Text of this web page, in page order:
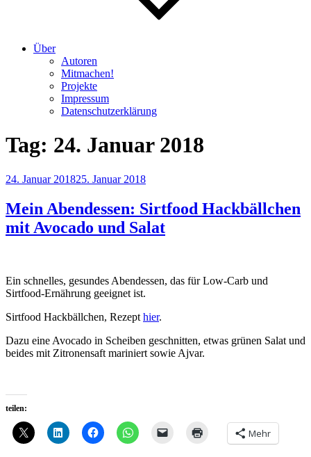
Über
Autoren
Mitmachen!
Projekte
Impressum
Datenschutzerklärung
Tag: 24. Januar 2018
Veröffentlicht
24. Januar 201825. Januar 2018
Mein Abendessen: Sirtfood Hackbällchen
mit Avocado und Salat
Ein schnelles, gesundes Abendessen, das für Low-Carb und
Sirtfood-Ernährung geeignet ist.
Sirtfood Hackbällchen, Rezept hier.
Dazu eine Avocado in Scheiben geschnitten, etwas grünen Salat und
beides mit Zitronensaft mariniert sowie Ajvar.
teilen:
Mehr